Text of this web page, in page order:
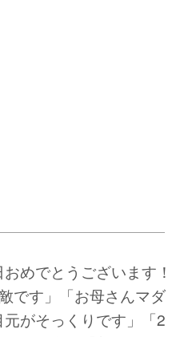
めでとうございます！
です」「お母さんマダ
がそっくりです」「2